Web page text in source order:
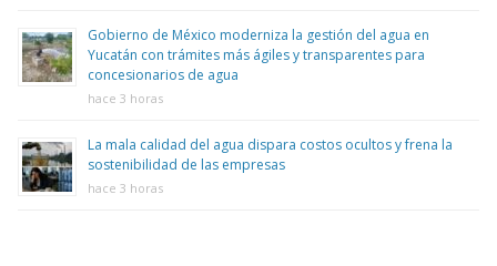
Gobierno de México moderniza la gestión del agua en
Yucatán con trámites más ágiles y transparentes para
concesionarios de agua
hace 3 horas
La mala calidad del agua dispara costos ocultos y frena la
sostenibilidad de las empresas
hace 3 horas